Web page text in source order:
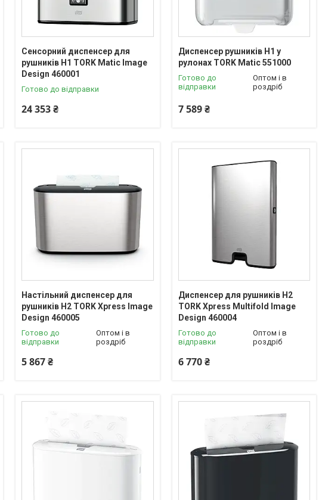
Сенсорний диспенсер для
рушників H1 TORK Matic Image
Design 460001
Готово до відправки
24 353 ₴
Диспенсер рушників H1 у
рулонах TORK Matic 551000
Готово до
відправки
Оптом і в
роздріб
7 589 ₴
Настільний диспенсер для
рушників H2 TORK Xpress Image
Design 460005
Готово до
відправки
Оптом і в
роздріб
5 867 ₴
Диспенсер для рушників H2
TORK Xpress Multifold Image
Design 460004
Готово до
відправки
Оптом і в
роздріб
6 770 ₴